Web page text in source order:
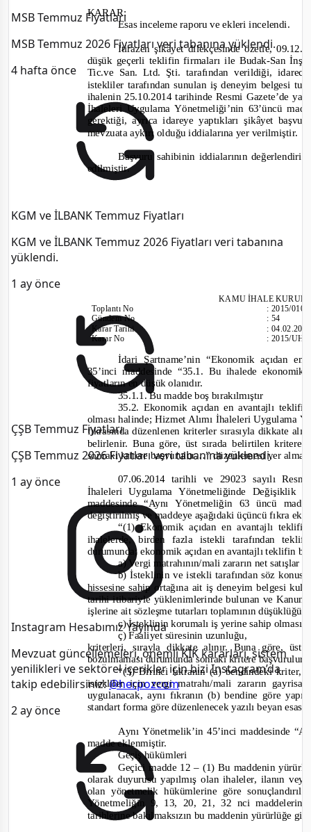
MSB Temmuz Fiyatları
MSB Temmuz 2026 Fiyatları veri tabanına yüklendi.
4 hafta önce
KGM ve İLBANK Temmuz Fiyatları
KGM ve İLBANK Temmuz 2026 Fiyatları veri tabanına
yüklendi.
1 ay önce
ÇŞB Temmuz Fiyatları
ÇŞB Temmuz 2026 Fiyatları veri tabanına yüklendi.
1 ay önce
Instagram Hesabımız Yayında
Mevzuat güncellemeleri, önemli KİK kararları, sistem
yenilikleri ve sektörel içerikler için bizi Instagram’da
takip edebilirsiniz:@herpozcom
2 ay önce
KARAR:
Esas inceleme raporu ve ekleri incelendi.
İtirazen şikâyet dilekçesinde özetle,
düşük geçerli teklifin firmaları ile Budak-San İnş.
Tic.ve San. Ltd. Şti. tarafından verildiği,
istekliler tarafından sunulan iş deneyim belgesi
ihalenin 25.10.2014tarihinde Resmi Gazete’de
İhaleleri Uygulama Yönetmeliği’nin 63’üncü
gerektiği, ayrıca idareye yaptıkları şikâyet
mevzuata aykırı olduğuiddialarına yer verilmiştir.
Başvuru sahibinin iddialarının
edilmiştir.
KAMU İHALE
ToplantıNo
Gündem No
Karar Tarihi
Karar No
:2015/010
:54
:
:2015/
İdari Şartname’nin “Ekonomik açıdan
35’inci maddesinde “35.1. Bu ihalede ekonomik
fiyatların en düşük olanıdır.
35.1.1. Bu madde boş bırakılmıştır
35.2. Ekonomik açıdan en avantajlı
olması halinde; Hizmet Alımı İhaleleri Uygulama
fıkrasında düzenlenen kriterler sırasıyla dikkate
belirlenir. Buna göre, üst sırada belirtilen kritere
sonraki kritere başvurulur…”düzenlemesi yer
07.06.2014 tarihli ve 29023 sayılı
İhaleleri Uygulama Yönetmeliğinde Değişiklik
maddesinde“Aynı Yönetmeliğin 63 üncü
değiştirilmiş ve maddeye aşağıdaki üçüncü fıkra
“(1) Ekonomik açıdan en avantajlı
ihalelerde, birden fazla istekli tarafından
durumunda; ekonomik açıdan en avantajlı teklifin
a) Vergi matrahının/mali zararın net satışlar
b) İsteklinin ve istekli tarafından söz
hissesine sahip ortağına ait iş deneyim belgesi
tarihi itibariyle yüklenimlerinde bulunan ve
işlerine ait sözleşme tutarları toplamının düşüklüğü,
c) İsteklinin korumalı iş yerine sahip olması,
ç) Faaliyet süresinin uzunluğu,
kriterleri, sırayla dikkate alınır. Buna göre,
bozulmaması durumunda sonraki kritere
“(3) Birinci fıkranın (a) bendindeki kriter,
istekliler için vergi matrahı/mali zararın
uygulanacak, aynı fıkranın (b) bendine göre
standart forma göre düzenlenecek yazılı beyan esas
Aynı Yönetmelik’in 45’inci maddesinde
madde eklenmiştir.
Geçiş hükümleri
Geçici madde 12 – (1) Bu maddenin
olarak duyurusu yapılmış olan ihaleler, ilanın
olan yönetmelik hükümlerine göre
Yönetmeliğin 9, 13, 20, 21, 32 nci
tarihlerine bakılmaksızın bu maddenin yürürlüğe